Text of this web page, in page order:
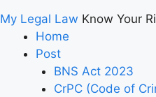
My Legal Law Know Your
Home
Post
BNS Act 2023
CrPC (Code of